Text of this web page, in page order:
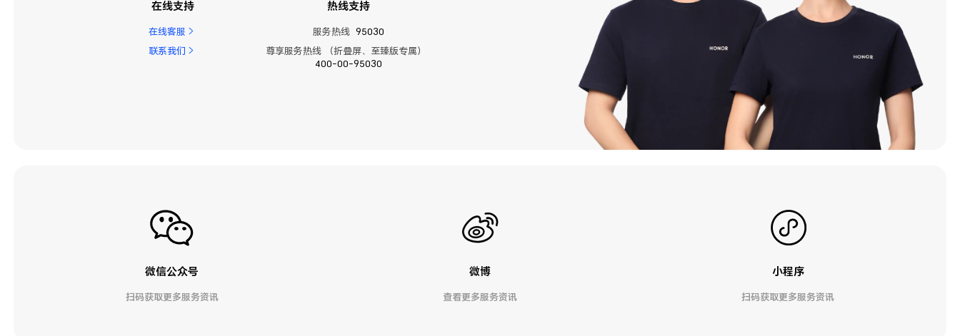
在线支持
在线客服
联系我们
热线支持
服务热线 95030
尊享服务热线 （折叠屏、至臻版专属）
400-00-95030
微信公众号
扫码获取更多服务资讯
微博
查看更多服务资讯
小程序
扫码获取更多服务资讯